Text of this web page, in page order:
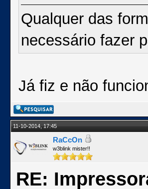
Qualquer das
necessário fazer
Já fiz e não
11-10-2014, 17:45
RaCcOn
w3blink mister!!
RE: